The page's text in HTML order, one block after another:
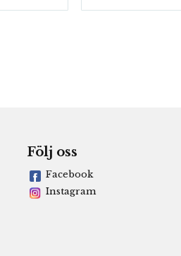
Följ oss
Facebook
Instagram